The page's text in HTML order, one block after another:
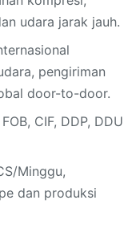
udara jarak jauh.
pengiriman
door-to-door.
FOB, CIF, DDP, DDU
Minggu,
dan produksi